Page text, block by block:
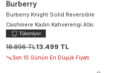
Burberry
Burberry Knight Solid Reversible
Cashmere Kadın Kahverengi Atkı
18.896 TL13.499 TL
Son 10 Günün En Düşük Fiyatı